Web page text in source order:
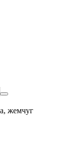
жемчуг